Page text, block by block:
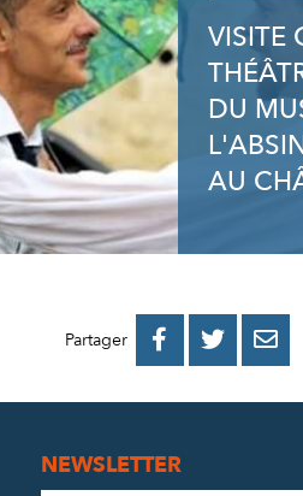
VISITE
DU
AU
Partager 
PARTAGER
 
NEWSLETTER